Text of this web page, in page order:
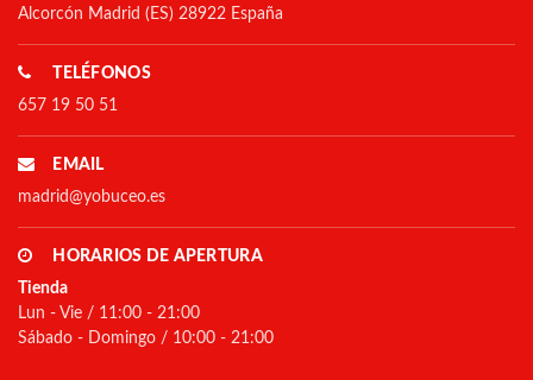
Alcorcón Madrid (ES) 28922 España
TELÉFONOS
657 19 50 51
EMAIL
madrid@yobuceo.es
HORARIOS DE APERTURA
Tienda
Lun - Vie / 11:00 - 21:00
Sábado - Domingo / 10:00 - 21:00